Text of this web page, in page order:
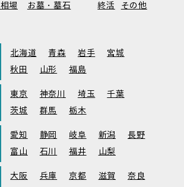
場
お墓・墓石 終活 その他
北海道 青森 岩手
宮城
秋田
山形 福島
東京 神奈川 埼玉
千葉
茨城
群馬 栃木
愛知 静岡 岐阜 新潟
長野
富山
石川 福井 山梨
大阪 兵庫 京都 滋賀
奈良